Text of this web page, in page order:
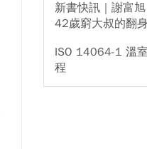
新書快訊｜謝富旭
42歲窮大叔的翻
ISO 14064-1 溫
程